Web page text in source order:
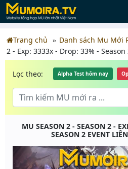
Trang chủ Danh sách Mu Mới
2 - Exp: 3333x - Drop: 33% -
Lọc theo: Alpha Test hôm nay
MU SEASON 2 - SEASON 2 -
SEASON 2 EVENT